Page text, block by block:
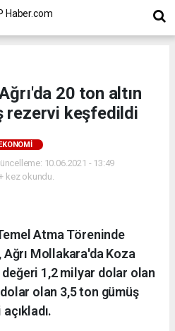
20 ton altın
rezervi keşfedildi
10.06.2021 - 13:49
kez okundu.
Atma Töreninde
Mollakara'da Koza
1,2 milyar dolar olan
olan 3,5 ton gümüş